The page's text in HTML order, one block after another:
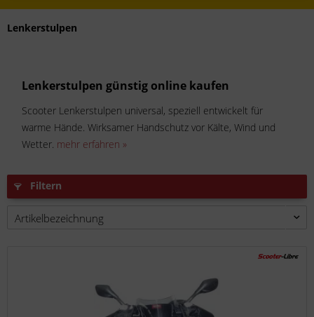
Lenkerstulpen
Lenkerstulpen günstig online kaufen
Scooter Lenkerstulpen universal, speziell entwickelt für
warme Hände. Wirksamer Handschutz vor Kälte, Wind und
Wetter. mehr erfahren »
Filtern